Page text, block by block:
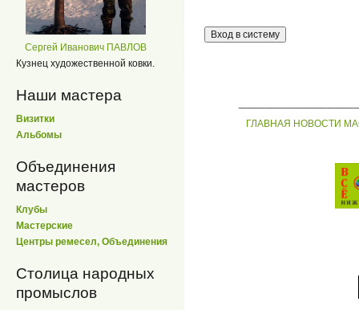
Сергей Иванович ПАВЛОВ
Кузнец художественной ковки.
Наши мастера
Визитки
Альбомы
Объединения
мастеров
Клубы
Мастерские
Центры ремесел, Объединения
Столица народных
промыслов
ГЛАВНАЯ НОВОСТИ